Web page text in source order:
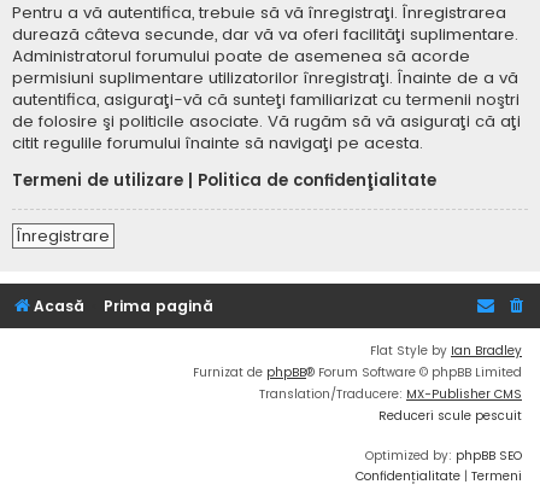
Pentru a vă autentifica, trebuie să vă înregistraţi. Înregistrarea
durează câteva secunde, dar vă va oferi facilităţi suplimentare.
Administratorul forumului poate de asemenea să acorde
permisiuni suplimentare utilizatorilor înregistraţi. Înainte de a vă
autentifica, asiguraţi-vă că sunteţi familiarizat cu termenii noştri
de folosire şi politicile asociate. Vă rugăm să vă asiguraţi că aţi
citit regulile forumului înainte să navigaţi pe acesta.
Termeni de utilizare
Politica de confidenţialitate
Înregistrare
Acasă Prima pagină
Flat Style by Ian Bradley
Furnizat de phpBB® Forum Software © phpBB Limited
Translation/Traducere: MX-Publisher CMS
Reduceri scule pescuit
Optimized by: phpBB SEO
Confidențialitate | Termeni